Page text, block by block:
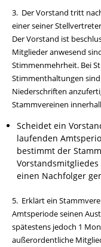
3. Der Vorstand tritt
einer seiner
Der Vorstand ist
Mitglieder anwesend
Stimmenmehrheit. Bei
Stimmenthaltungen
Niederschriften
Stammvereinen
Scheidet ein
laufenden
bestimmt der
einen Nachfolger
5. Erklärt ein
Amtsperiode seinen
spätestens jedoch 1
außerordentliche